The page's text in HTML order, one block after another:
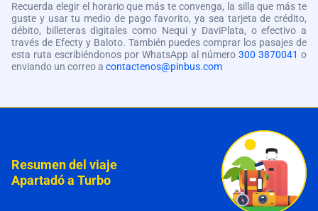
Recuerda elegir el horario que más te convenga, la silla que más te
guste y usar tu medio de pago favorito, ya sea tarjeta de crédito,
débito, billeteras digitales como Nequi y DaviPlata, o efectivo a
través de Efecty y Baloto. También puedes comprar los pasajes de
esta ruta escribiéndonos por WhatsApp al número 300 3870041 o
enviando un correo a contactenos@pinbus.com
Resumen del viaje
Apartadó a Turbo